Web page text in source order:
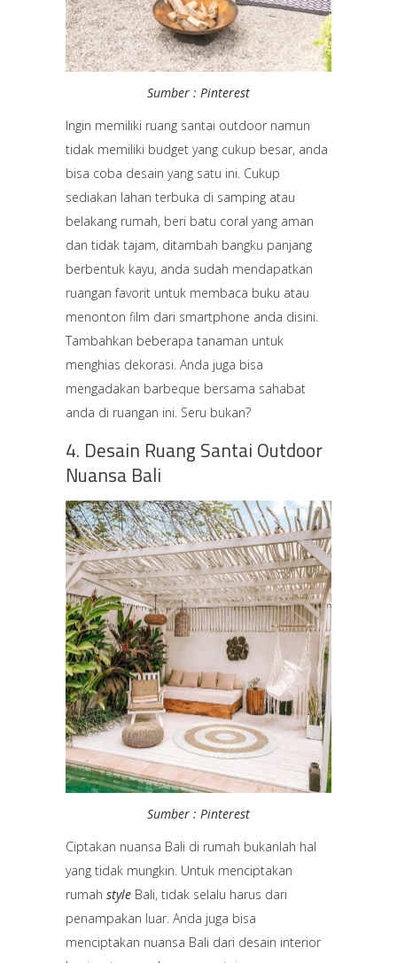
Sumber : Pinterest
Ingin memiliki ruang santai outdoor namun
tidak memiliki budget yang cukup besar, anda
bisa coba desain yang satu ini. Cukup
sediakan lahan terbuka di samping atau
belakang rumah, beri batu coral yang aman
dan tidak tajam, ditambah bangku panjang
berbentuk kayu, anda sudah mendapatkan
ruangan favorit untuk membaca buku atau
menonton film dari smartphone anda disini.
Tambahkan beberapa tanaman untuk
menghias dekorasi. Anda juga bisa
mengadakan barbeque bersama sahabat
anda di ruangan ini. Seru bukan?
4. Desain Ruang Santai Outdoor
Nuansa Bali
Sumber : Pinterest
Ciptakan nuansa Bali di rumah bukanlah hal
yang tidak mungkin. Untuk menciptakan
rumah style Bali, tidak selalu harus dari
penampakan luar. Anda juga bisa
menciptakan nuansa Bali dari desain interior